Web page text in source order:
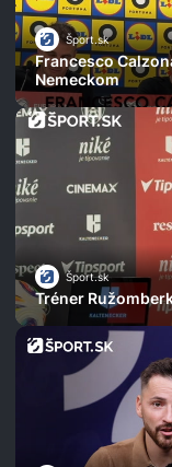
Šport.sk
Francesco
Nemeckom
Šport.sk
Tréner